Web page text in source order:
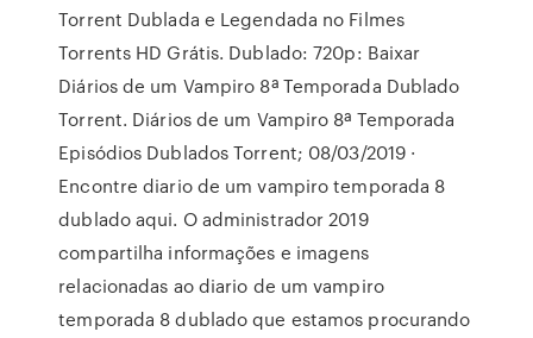
Torrent Dublada e Legendada no Filmes
Torrents HD Grátis. Dublado: 720p: Baixar
Diários de um Vampiro 8ª Temporada Dublado
Torrent. Diários de um Vampiro 8ª Temporada
Episódios Dublados Torrent; 08/03/2019 ·
Encontre diario de um vampiro temporada 8
dublado aqui. O administrador 2019
compartilha informações e imagens
relacionadas ao diario de um vampiro
temporada 8 dublado que estamos procurando